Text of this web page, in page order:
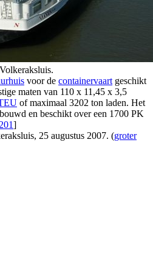
voor de containervaart geschikt
maten van 110 x 11,45 x 3,5
of maximaal 3202 ton laden. Het
en beschikt over een 1700 PK
]
25 augustus 2007. (groter